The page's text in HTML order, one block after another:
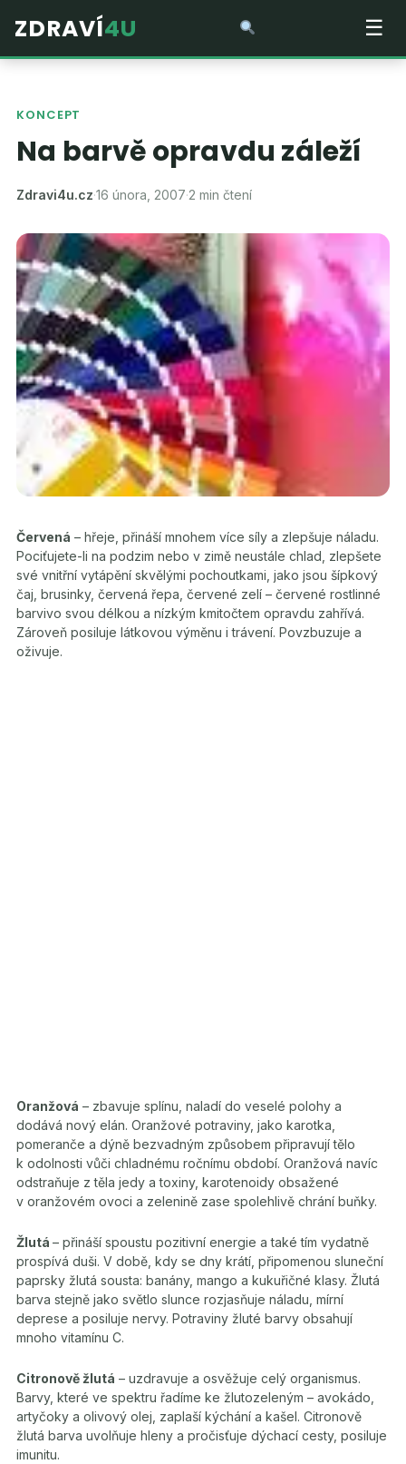
ZDRAVÍ4U ☰
KONCEPT
Na barvě opravdu záleží
Zdravi4u.cz·16 února, 2007·2 min čtení
Červená – hřeje, přináší mnohem více síly a zlepšuje náladu.
Pociťujete-li na podzim nebo v zimě neustále chlad, zlepšete
své vnitřní vytápění skvělými pochoutkami, jako jsou šípkový
čaj, brusinky, červená řepa, červené zelí – červené rostlinné
barvivo svou délkou a nízkým kmitočtem opravdu zahřívá.
Zároveň posiluje látkovou výměnu i trávení. Povzbuzuje a
oživuje.
Oranžová – zbavuje splínu, naladí do veselé polohy a
dodává nový elán. Oranžové potraviny, jako karotka,
pomeranče a dýně bezvadným způsobem připravují tělo
k odolnosti vůči chladnému ročnímu období. Oranžová navíc
odstraňuje z těla jedy a toxiny, karotenoidy obsažené
v oranžovém ovoci a zelenině zase spolehlivě chrání buňky.
Žlutá – přináší spoustu pozitivní energie a také tím vydatně
prospívá duši. V době, kdy se dny krátí, připomenou sluneční
paprsky žlutá sousta: banány, mango a kukuřičné klasy. Žlutá
barva stejně jako světlo slunce rozjasňuje náladu, mírní
deprese a posiluje nervy. Potraviny žluté barvy obsahují
mnoho vitamínu C.
Citronově žlutá – uzdravuje a osvěžuje celý organismus.
Barvy, které ve spektru řadíme ke žlutozeleným – avokádo,
artyčoky a olivový olej, zaplaší kýchání a kašel. Citronově
žlutá barva uvolňuje hleny a pročisťuje dýchací cesty, posiluje
imunitu.